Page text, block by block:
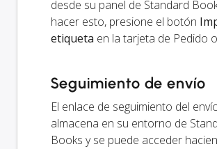
desde su panel de Standard
hacer esto, presione el botón
etiqueta en la tarjeta de Pedido
Seguimiento de envío
El enlace de seguimiento del
almacena en su entorno de
Books y se puede acceder